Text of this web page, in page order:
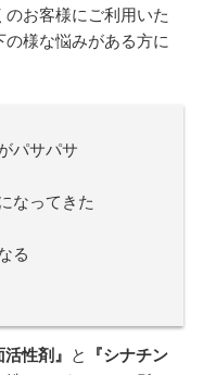
お客様にご利用いた
様な悩みがある方に
パサパサ
なってきた
る
活性剤』 と
『シナチン